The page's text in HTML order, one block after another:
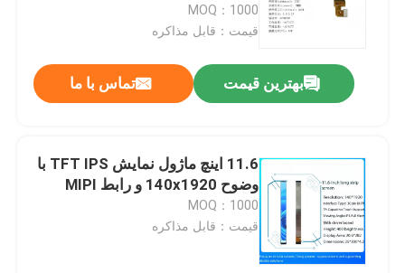
1000nit،16.7M، وضوح بالا
MOQ：1000
قیمت：قابل مذاکره
بهترین قیمت تماس با ما
11.6 اینچ ماژول نمایش TFT IPS با
وضوح 140x1920 و رابط MIPI
MOQ：1000
قیمت：قابل مذاکره